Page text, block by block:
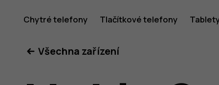
Chytré telefony Tlačítkové telefony
Všechna zařízení